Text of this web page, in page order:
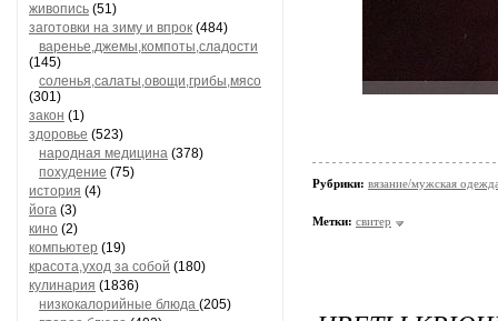
живопись (51)
заготовки на зиму и впрок (484)
варенье,джемы,компоты,сладости
(145)
соленья,салаты,овощи,грибы,мясо
(301)
закон (1)
здоровье (523)
народная медицина (378)
похудение (75)
история (4)
йога (3)
кино (2)
компьютер (19)
красота,уход за собой (180)
кулинария (1836)
низкокалорийные блюда (205)
Рубрики: вязание/мужская
Метки: свитер